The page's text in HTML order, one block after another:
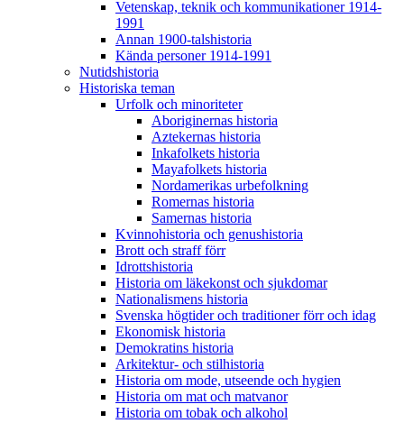
Vetenskap, teknik och kommunikationer 1914-
1991
Annan 1900-talshistoria
Kända personer 1914-1991
Nutidshistoria
Historiska teman
Urfolk och minoriteter
Aboriginernas historia
Aztekernas historia
Inkafolkets historia
Mayafolkets historia
Nordamerikas urbefolkning
Romernas historia
Samernas historia
Kvinnohistoria och genushistoria
Brott och straff förr
Idrottshistoria
Historia om läkekonst och sjukdomar
Nationalismens historia
Svenska högtider och traditioner förr och idag
Ekonomisk historia
Demokratins historia
Arkitektur- och stilhistoria
Historia om mode, utseende och hygien
Historia om mat och matvanor
Historia om tobak och alkohol